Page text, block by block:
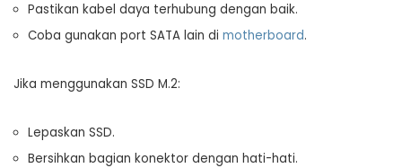
Pastikan kabel daya terhubung dengan baik.
Coba gunakan port SATA lain di motherboard.
Jika menggunakan SSD M.2:
Lepaskan SSD.
Bersihkan bagian konektor dengan hati-hati.